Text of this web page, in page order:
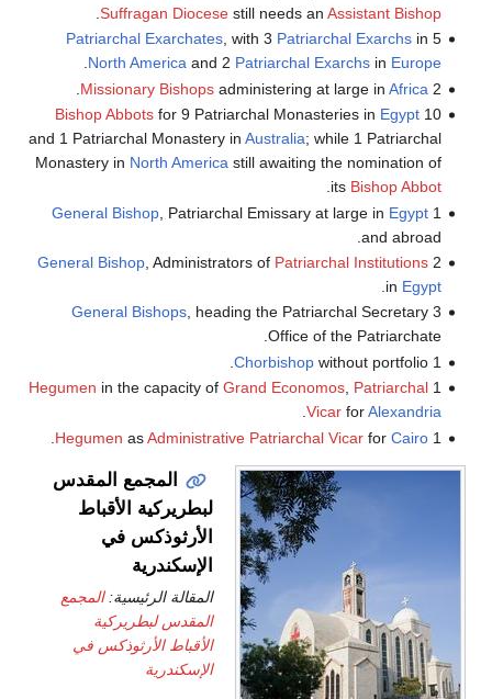
Suffragan Diocesestill needs an Assistant Bishop
5
Patriarchal Exarchates, with 3 Patriarchal Exarchsin
North Americaand 2 Patriarchal Exarchsin Europe
.
2
Missionary Bishopsadministering at large in Africa
10
Bishop Abbotsfor 9 Patriarchal Monasteries in Egypt
and 1 Patriarchal Monastery in Australia; while 1 Patriarchal
Monastery in North America still awaiting the nomination of
its Bishop Abbot
1
General Bishop, Patriarchal Emissary at large in Egypt
and abroad.
2
General Bishop, Administrators of Patriarchal Institutions
in Egypt
3
General Bishops, heading the Patriarchal Secretary
Office of the Patriarchate.
1
Chorbishopwithout portfolio.
1
Hegumen in the capacity of Grand Economos, Patriarchal
VicarforAlexandria
1
Hegumen asAdministrative Patriarchal Vicarfor Cairo
المجمع المقدس
لبطريركية الأقباط
الأرثوذكس في
الإسكندرية
المقالة الرئيسية:المجمع
المقدس لبطريركية
الأقباط الأرثوذكس في
الإسكندرية